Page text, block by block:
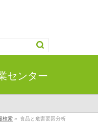
センター
検索 » 食品と危害要因分析